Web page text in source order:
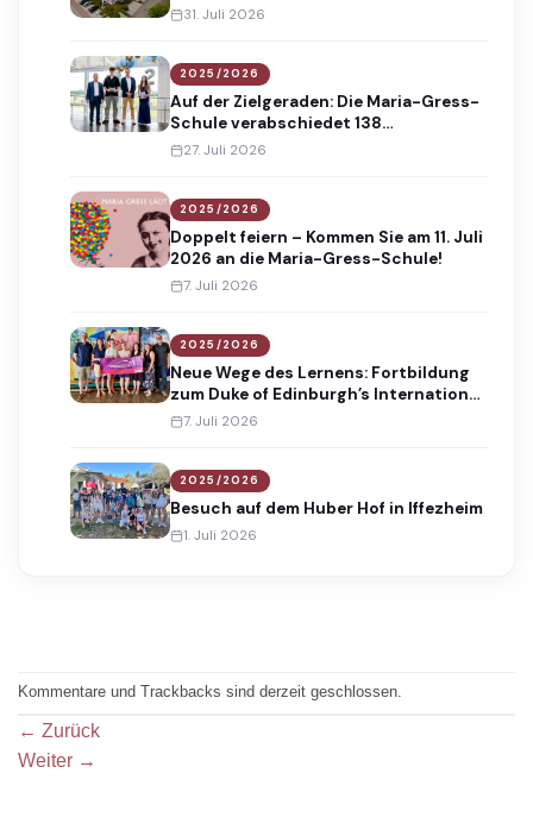
31. Juli 2026
2025/2026
Auf der Zielgeraden: Die Maria-Gress-
Schule verabschiedet 138
Absolventinnen und Absolventen
27. Juli 2026
2025/2026
Doppelt feiern – Kommen Sie am 11. Juli
2026 an die Maria-Gress-Schule!
7. Juli 2026
2025/2026
Neue Wege des Lernens: Fortbildung
zum Duke of Edinburgh’s International
Award
7. Juli 2026
2025/2026
Besuch auf dem Huber Hof in Iffezheim
1. Juli 2026
Kommentare und Trackbacks sind derzeit geschlossen.
← Zurück
Weiter →